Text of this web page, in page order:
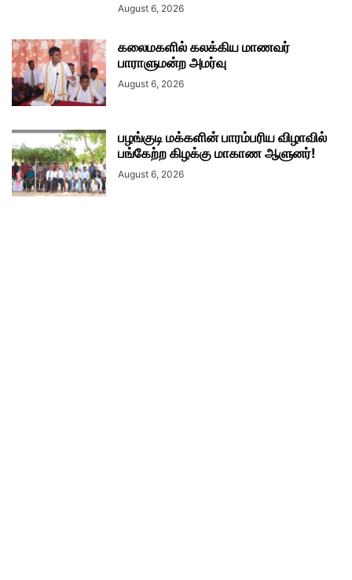
August 6, 2026
கலைமகளில் கலக்கிய மாணவர்
பாராளுமன்ற அமர்வு
August 6, 2026
பழங்குடி மக்களின் பாரம்பரிய விழாவில்
பங்கேற்ற கிழக்கு மாகாண ஆளுனர்!
August 6, 2026